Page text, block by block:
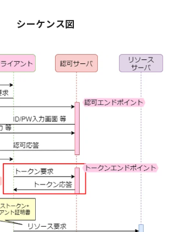
シーケンス図